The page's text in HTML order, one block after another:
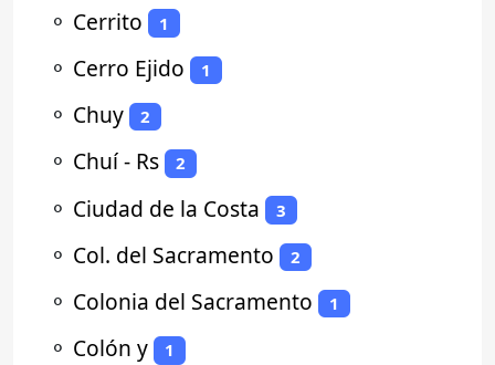
⚬ Cerrito 1
⚬ Cerro Ejido 1
⚬ Chuy 2
⚬ Chuí - Rs 2
⚬ Ciudad de la Costa 3
⚬ Col. del Sacramento 2
⚬ Colonia del Sacramento 1
⚬ Colón y 1